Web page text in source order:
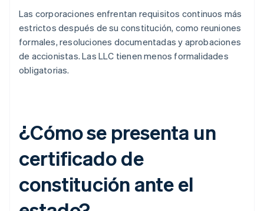
Las corporaciones enfrentan requisitos continuos más
estrictos después de su constitución, como reuniones
formales, resoluciones documentadas y aprobaciones
de accionistas. Las LLC tienen menos formalidades
obligatorias.
¿Cómo se presenta un
certificado de
constitución ante el